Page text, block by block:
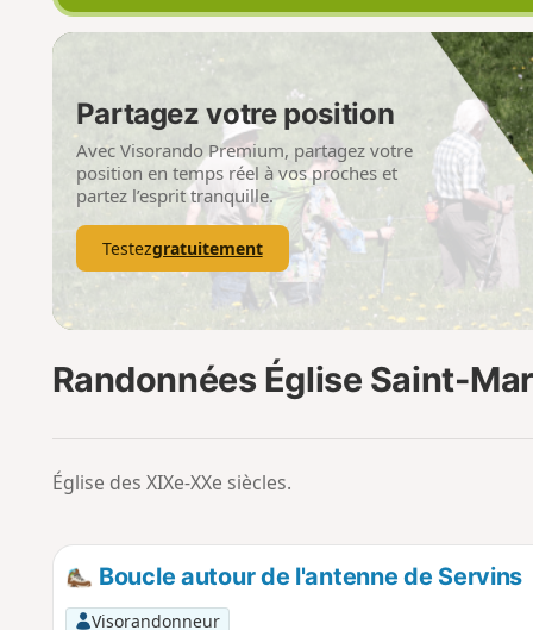
Partagez votre position
Avec Visorando Premium, partagez votre
position en temps réel à vos proches et
partez l’esprit tranquille.
Testezgratuitement
Randonnées Église Saint-
Église des XIXe-XXe siècles.
Boucle autour de l'antenne de Servins
Visorandonneur